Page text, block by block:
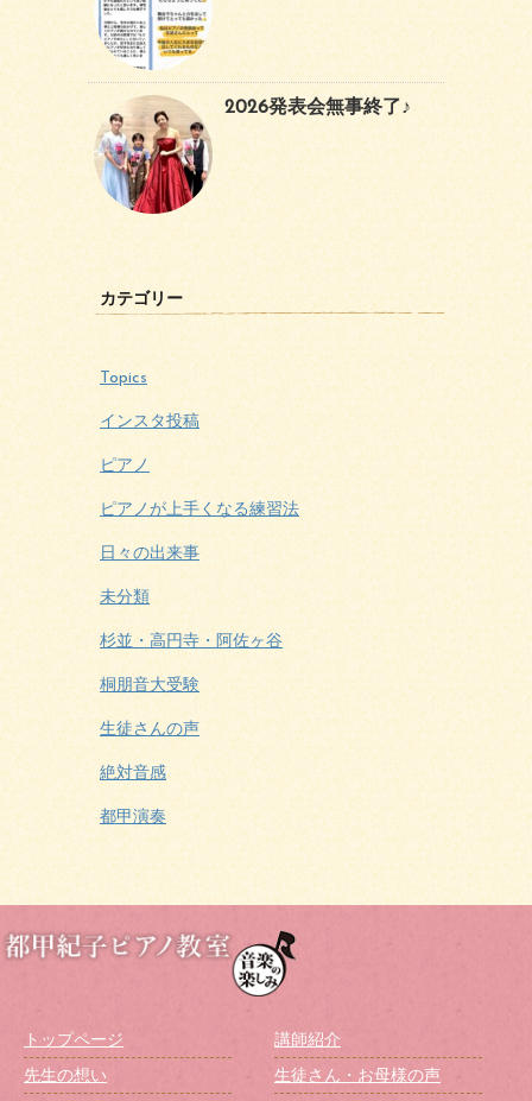
2026発表会無事終了♪
カテゴリー
Topics
インスタ投稿
ピアノ
ピアノが上手くなる練習法
日々の出来事
未分類
杉並・高円寺・阿佐ヶ谷
桐朋音大受験
生徒さんの声
絶対音感
都甲演奏
トップページ
先生の想い
講師紹介
生徒さん・お母様の声